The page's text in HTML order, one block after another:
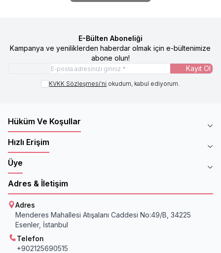
E-Bülten Aboneliği
Kampanya ve yeniliklerden haberdar olmak için e-bültenimize
abone olun!
Kayıt Ol
KVKK Sözleşmesi'ni okudum, kabul ediyorum.
Hüküm Ve Koşullar
Hızlı Erişim
Üye
Adres & İletişim
Adres
Menderes Mahallesi Atışalanı Caddesi No:49/B, 34225
Esenler, İstanbul
Telefon
+902125690515